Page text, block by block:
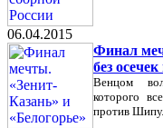
06.04.2015
Финал
без
Венцом
которого
против